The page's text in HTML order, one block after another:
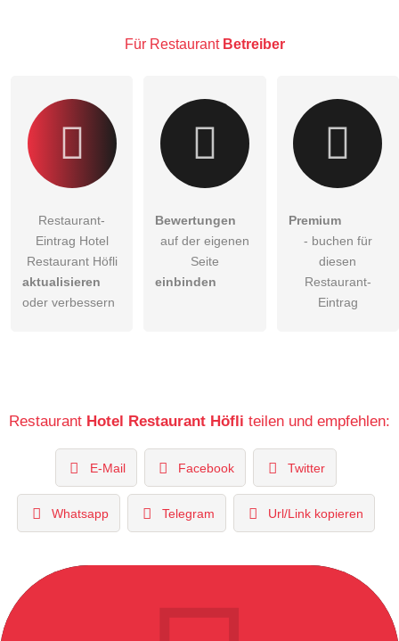
Klicken Sie hier um eineindividuelle Frage
Für Restaurant Betreiber
Restaurant-
Eintrag Hotel
Restaurant Höfli
aktualisieren
oder verbessern
Bewertungen
auf der eigenen
Seite
einbinden
Premium
- buchen für
diesen
Restaurant-
Eintrag
Restaurant Hotel Restaurant Höfli teilen und empfehlen:
E-Mail Facebook Twitter
Whatsapp Telegram Url/Link kopieren